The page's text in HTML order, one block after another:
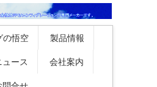
の悟空 製品情報
ュース 会社案内